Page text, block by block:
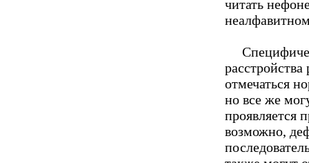
читать
отмечаться
но все же
проявляется
возможно,